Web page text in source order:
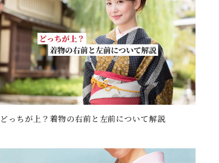
どっちが上？着物の右前と左前について解説